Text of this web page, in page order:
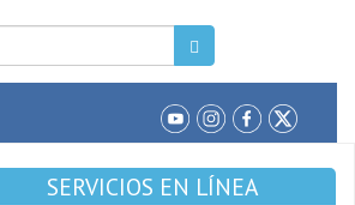
SERVICIOS EN LÍNEA